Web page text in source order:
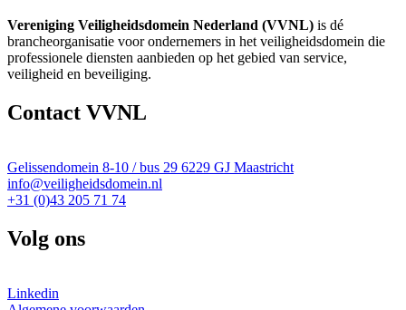
Vereniging Veiligheidsdomein Nederland (VVNL) is dé
brancheorganisatie voor ondernemers in het veiligheidsdomein die
professionele diensten aanbieden op het gebied van service,
veiligheid en beveiliging.
Contact VVNL
Gelissendomein 8-10 / bus 29 6229 GJ Maastricht
info@veiligheidsdomein.nl
+31 (0)43 205 71 74
Volg ons
Linkedin